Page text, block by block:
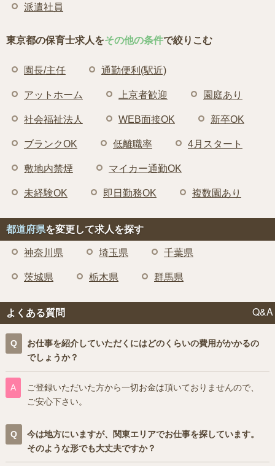
派遣社員
東京都の保育士求人をその他の条件で絞りこむ
園長/主任 通勤便利(駅近)
アットホーム 上京者歓迎 園庭あり
社会福祉法人 WEB面接OK 新卒OK
ブランクOK 低離職率 4月スタート
敷地内禁煙 マイカー通勤OK
未経験OK 即日勤務OK 複数園あり
都道府県を変更して求人を探す
神奈川県 埼玉県 千葉県
茨城県 栃木県 群馬県
よくある質問 Q&A
お仕事を紹介していただくにはどのくらいの費用がかかるの
でしょうか？
ご登録いただいた方から一切お金は頂いておりませんので、
ご安心下さい。
今は地方にいますが、関東エリアでお仕事を探しています。
そのような形でも大丈夫ですか？